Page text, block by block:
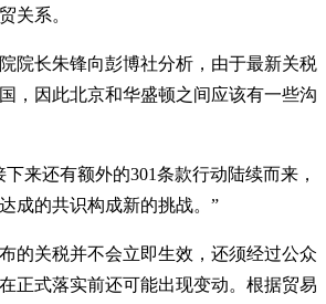
关系。
院长朱锋向彭博社分析，由于最新关税
，因此北京和华盛顿之间应该有一些沟
来还有额外的301条款行动陆续而来，
成的共识构成新的挑战。”
的关税并不会立即生效，还须经过公众
正式落实前还可能出现变动。根据贸易